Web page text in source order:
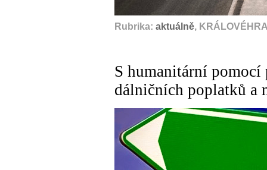
Rubrika: aktuálně,
S humanitární pomocí
dálničních poplatků a